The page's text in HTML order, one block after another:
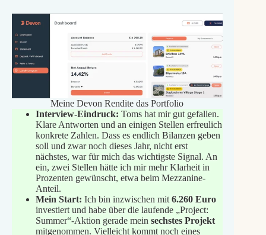
Meine Devon Rendite das Portfolio
Interview-Eindruck: Toms hat mir gut gefallen.
Klare Antworten und an einigen Stellen erfreulich
konkrete Zahlen. Dass es endlich Bilanzen geben
soll und zwar noch dieses Jahr, nicht erst
nächstes, war für mich das wichtigste Signal. An
ein, zwei Stellen hätte ich mir mehr Klarheit in
Prozenten gewünscht, etwa beim Mezzanine-
Anteil.
Mein Start: Ich bin inzwischen mit 6.260 Euro
investiert und habe über die laufende „Project:
Summer“-Aktion gerade mein sechstes Projekt
mitgenommen. Vielleicht kommt noch eines